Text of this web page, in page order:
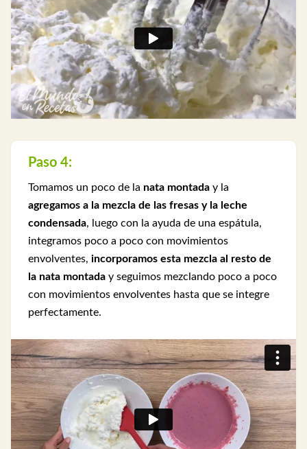
Paso 4:
Tomamos un poco de la nata montada y la
agregamos a la mezcla de las fresas y la leche
condensada, luego con la ayuda de una espátula,
integramos poco a poco con movimientos
envolventes, incorporamos esta mezcla al resto de
la nata montada y seguimos mezclando poco a poco
con movimientos envolventes hasta que se integre
perfectamente.